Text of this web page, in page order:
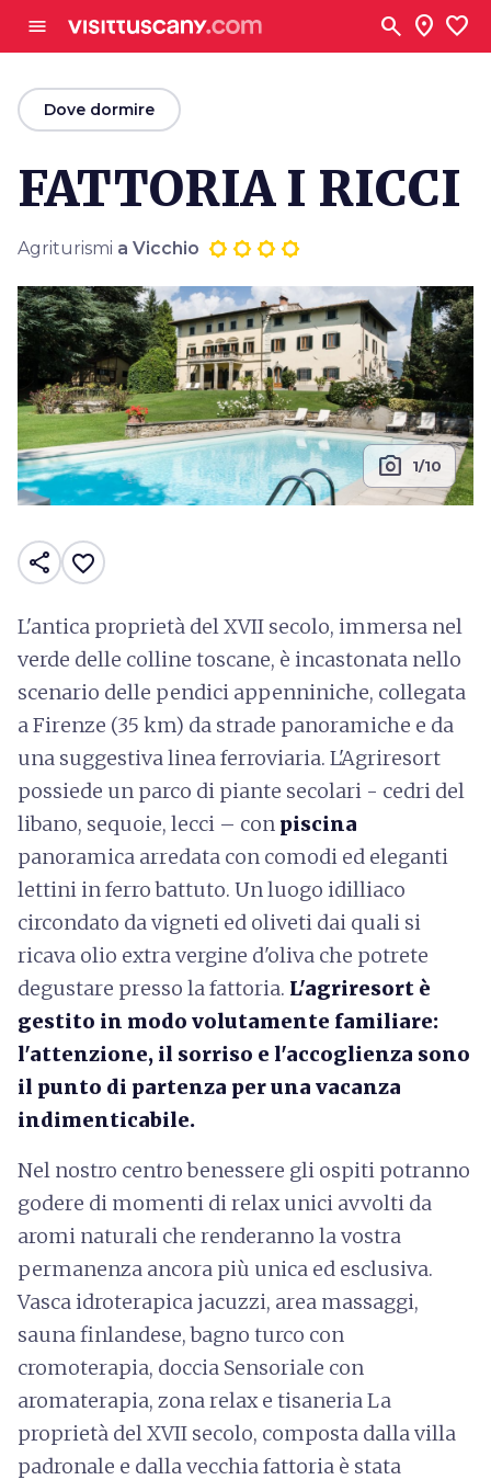
menu search location_on favorite
arrow_backDove dormire
FATTORIA I RICCI
Agriturismi a Vicchio
photo_camera 1/10
share favorite_border
L'antica proprietà del XVII secolo, immersa nel
verde delle colline toscane, è incastonata nello
scenario delle pendici appenniniche, collegata
a Firenze (35 km) da strade panoramiche e da
una suggestiva linea ferroviaria. L'Agriresort
possiede un parco di piante secolari - cedri del
libano, sequoie, lecci – con piscina
panoramica arredata con comodi ed eleganti
lettini in ferro battuto. Un luogo idilliaco
circondato da vigneti ed oliveti dai quali si
ricava olio extra vergine d'oliva che potrete
degustare presso la fattoria. L'agriresort è
gestito in modo volutamente familiare:
l'attenzione, il sorriso e l'accoglienza sono
il punto di partenza per una vacanza
indimenticabile.
Nel nostro centro benessere gli ospiti potranno
godere di momenti di relax unici avvolti da
aromi naturali che renderanno la vostra
permanenza ancora più unica ed esclusiva.
Vasca idroterapica jacuzzi, area massaggi,
sauna finlandese, bagno turco con
cromoterapia, doccia Sensoriale con
aromaterapia, zona relax e tisaneria La
proprietà del XVII secolo, composta dalla villa
padronale e dalla vecchia fattoria è stata